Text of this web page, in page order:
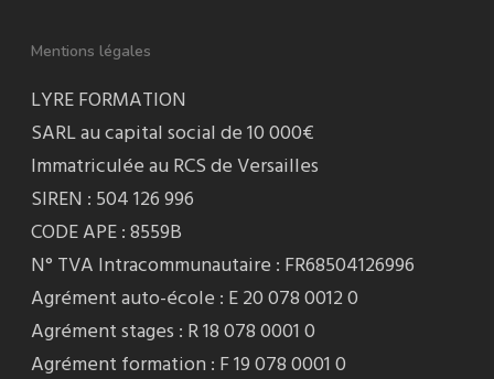
Mentions légales
LYRE FORMATION
SARL au capital social de 10 000€
Immatriculée au RCS de Versailles
SIREN : 504 126 996
CODE APE : 8559B
N° TVA Intracommunautaire : FR68504126996
Agrément auto-école : E 20 078 0012 0
Agrément stages : R 18 078 0001 0
Agrément formation : F 19 078 0001 0